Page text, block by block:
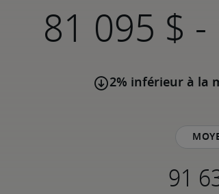
-
2% inférieur à la